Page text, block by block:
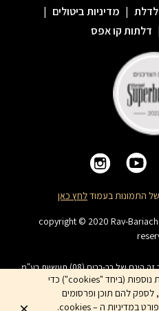
לדלת | מדיניות ביטולים |
| דלתות קו אפס
של התמונות בעמודלחץ כאן
copyright © 2020 Rav-
כל זכויות היוצרים בנוגע לכל חלק מאתר זה הינם של רב-בריח (08) תעשיות בע"מ.
פרסום, הצגה, שידור, שינוי, ביצוע
שמות המוצרים, החברות, השירותים הינם
בהם ללא אישור החברה מראש
אנחנו משתמשים ב-cookies ובטכנולוגיות נוספות (ביחד "cookies") כדי
להם תוכן ופרסומים
שעשויים להתאים להעדפותיכם והכל כמפורט במדיניות ה – cookies.